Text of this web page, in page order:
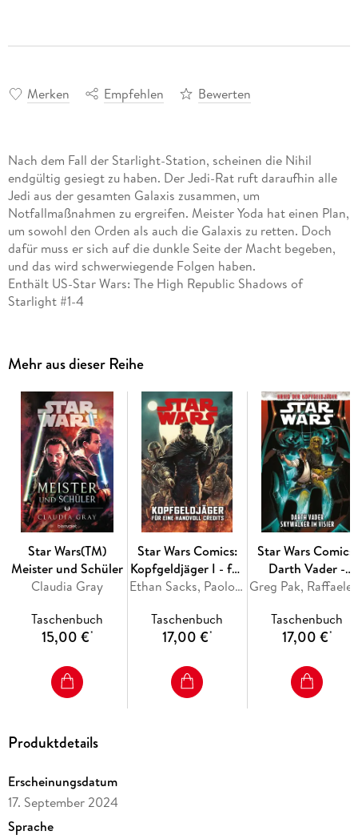
Merken Empfehlen Bewerten
Nach dem Fall der Starlight-Station, scheinen die Nihil
endgültig gesiegt zu haben. Der Jedi-Rat ruft daraufhin alle
Jedi aus der gesamten Galaxis zusammen, um
Notfallmaßnahmen zu ergreifen. Meister Yoda hat einen Plan,
um sowohl den Orden als auch die Galaxis zu retten. Doch
dafür muss er sich auf die dunkle Seite der Macht begeben,
und das wird schwerwiegende Folgen haben.
Enthält US-Star Wars: The High Republic Shadows of
Starlight #1-4
die Hoffnung und Einheit symbolisieren sollte, erreichen die
Nihil auf ihrem Weg, die Republik zu zerschlagen, einen
weiteren Höhepunkt. Der Rat der Jedi ruft daraufhin alle
Ordensmitglieder zurück nach Coruscant, um
Notfallmaßnahmen zu ergreifen und die Republik vor dem
Untergang zu bewahren. Meister Yoda hat einen Plan, wie die
Bedrohung abgewendet werden kann. Doch der beinhaltet
Hilfe der dunklen Seite der Macht . . .
Dieser Band enthält US-STAR WARS: The High Republic:
Shadows of Starlight (2023) #1-4
Mehr aus dieser Reihe
Star Wars(TM)
Meister und Schüler
Claudia Gray
Taschenbuch
15,00 €*
Star Wars Comics:
Kopfgeldjäger I - für
eine Handvoll Ethan Sacks, Paolo Villanelli
Taschenbuch
17,00 €*
Star Wars Comics:
Darth Vader -
Skywalker im
Taschenbuch
17,00 €*
Produktdetails
Erscheinungsdatum
17. September 2024
Sprache